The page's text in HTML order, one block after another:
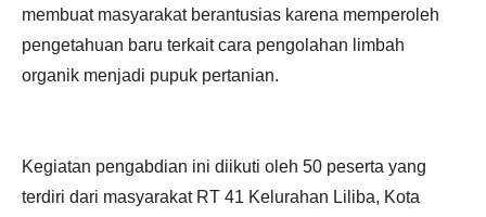
membuat masyarakat berantusias karena memperoleh
pengetahuan baru terkait cara pengolahan limbah
organik menjadi pupuk pertanian.
Kegiatan pengabdian ini diikuti oleh 50 peserta yang
terdiri dari masyarakat RT 41 Kelurahan Liliba, Kota